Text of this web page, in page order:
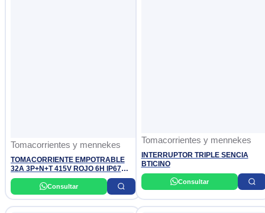
Tomacorrientes y mennekes
TOMACORRIENTE EMPOTRABLE
32A 3P+N+T 415V ROJO 6H IP67
MENNEKES
Consultar
Tomacorrientes y mennekes
INTERRUPTOR TRIPLE SENCIA
BTICINO
Consultar